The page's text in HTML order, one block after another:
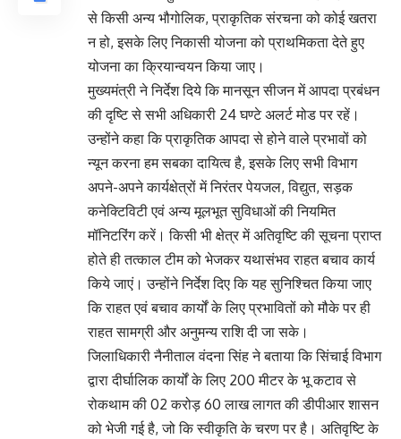
से किसी अन्य भौगोलिक, प्राकृतिक संरचना को कोई खतरा
न हो, इसके लिए निकासी योजना को प्राथमिकता देते हुए
योजना का क्रियान्वयन किया जाए।
मुख्यमंत्री ने निर्देश दिये कि मानसून सीजन में आपदा प्रबंधन
की दृष्टि से सभी अधिकारी 24 घण्टे अलर्ट मोड पर रहें।
उन्होंने कहा कि प्राकृतिक आपदा से होने वाले प्रभावों को
न्यून करना हम सबका दायित्व है, इसके लिए सभी विभाग
अपने-अपने कार्यक्षेत्रों में निरंतर पेयजल, विद्युत, सड़क
कनेक्टिविटी एवं अन्य मूलभूत सुविधाओं की नियमित
मॉनिटरिंग करें। किसी भी क्षेत्र में अतिवृष्टि की सूचना प्राप्त
होते ही तत्काल टीम को भेजकर यथासंभव राहत बचाव कार्य
किये जाएं। उन्होंने निर्देश दिए कि यह सुनिश्चित किया जाए
कि राहत एवं बचाव कार्यों के लिए प्रभावितों को मौके पर ही
राहत सामग्री और अनुमन्य राशि दी जा सके।
जिलाधिकारी नैनीताल वंदना सिंह ने बताया कि सिंचाई विभाग
द्वारा दीर्घालिक कार्यों के लिए 200 मीटर के भू कटाव से
रोकथाम की 02 करोड़ 60 लाख लागत की डीपीआर शासन
को भेजी गई है, जो कि स्वीकृति के चरण पर है। अतिवृष्टि के